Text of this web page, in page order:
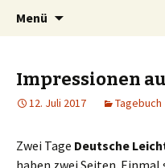
Peter Grau
Menü
Impressionen
12. Juli 2017 Tagebuch
Zwei Tage Deutsche
haben zwei Seiten.